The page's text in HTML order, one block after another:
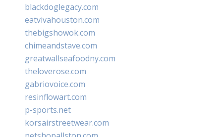
blackdoglegacy.com
eatvivahouston.com
thebigshowok.com
chimeandstave.com
greatwallseafoodny.com
theloverose.com
gabriovoice.com
resinflowart.com
p-sports.net
korsairstreetwear.com